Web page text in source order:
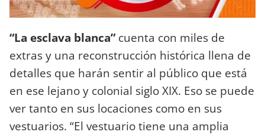
“La esclava blanca”cuenta con miles de
extras y una reconstrucción histórica llena de
detalles que harán sentir al público que está
en ese lejano y colonial siglo XIX. Eso se puede
ver tanto en sus locaciones como en sus
vestuarios. “El vestuario tiene una amplia